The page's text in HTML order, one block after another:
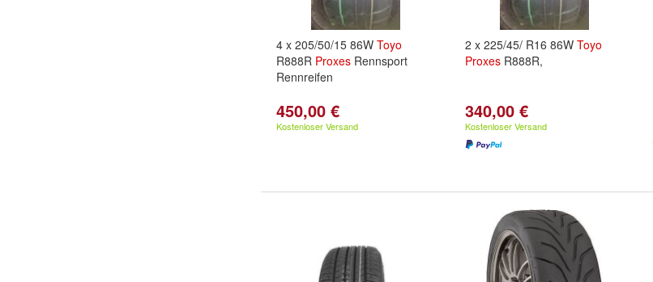
4 x 205/50/15 86W Toyo
R888R Proxes Rennsport
Rennreifen
450,00 €
Kostenloser Versand
2 x 225/45/ R16 86W Toyo
Proxes R888R,
340,00 €
Kostenloser Versand